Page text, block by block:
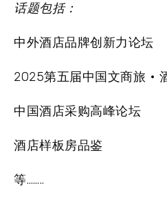
话题包括：
中外酒店品牌创新力论坛
2025第五届中国文商旅 •
中国酒店采购高峰论坛
酒店样板房品鉴
等……..